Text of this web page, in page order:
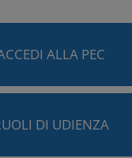
ALLA PEC
DI UDIENZA